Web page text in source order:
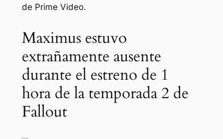
de Prime Video.
Maximus estuvo
extrañamente ausente
durante el estreno de 1
hora de la temporada 2 de
Fallout